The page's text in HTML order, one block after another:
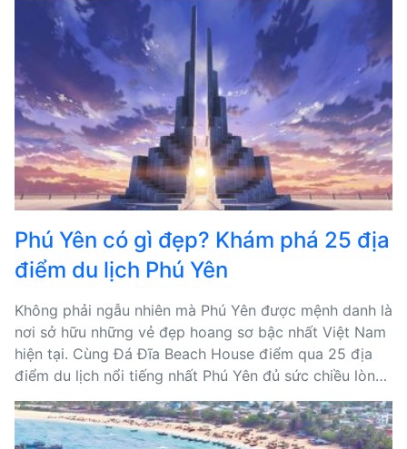
Phú Yên có gì đẹp? Khám phá 25 địa
điểm du lịch Phú Yên
Không phải ngẫu nhiên mà Phú Yên được mệnh danh là
nơi sở hữu những vẻ đẹp hoang sơ bậc nhất Việt Nam
hiện tại. Cùng Đá Đĩa Beach House điểm qua 25 địa
điểm du lịch nổi tiếng nhất Phú Yên đủ sức chiều lòng
những du khách khó tính nhất.